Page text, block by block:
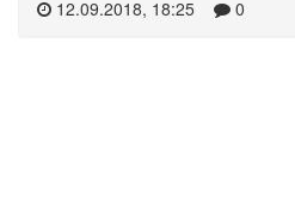
12.09.2018, 18:25 0